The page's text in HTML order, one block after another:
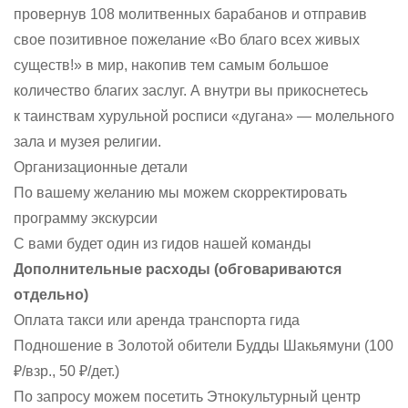
провернув 108 молитвенных барабанов и отправив
свое позитивное пожелание «Во благо всех живых
существ!» в мир, накопив тем самым большое
количество благих заслуг. А внутри вы прикоснетесь
к таинствам хурульной росписи «дугана» — молельного
зала и музея религии.
Организационные детали
По вашему желанию мы можем скорректировать
программу экскурсии
С вами будет один из гидов нашей команды
Дополнительные расходы (обговариваются
отдельно)
Оплата такси или аренда транспорта гида
Подношение в Золотой обители Будды Шакьямуни (100
₽/взр., 50 ₽/дет.)
По запросу можем посетить Этнокультурный центр